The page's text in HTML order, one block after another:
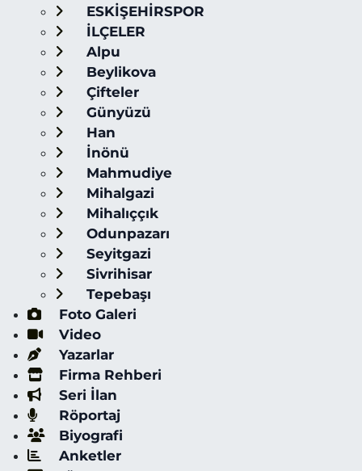
ESKİŞEHİRSPOR
İLÇELER
Alpu
Beylikova
Çifteler
Günyüzü
Han
İnönü
Mahmudiye
Mihalgazi
Mihalıççık
Odunpazarı
Seyitgazi
Sivrihisar
Tepebaşı
Foto Galeri
Video
Yazarlar
Firma Rehberi
Seri İlan
Röportaj
Biyografi
Anketler